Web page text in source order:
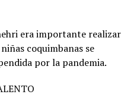
era importante realizar
coquimbanas se
por la pandemia.